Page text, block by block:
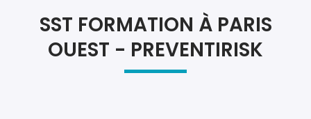
SST FORMATION À PARIS
OUEST - PREVENTIRISK